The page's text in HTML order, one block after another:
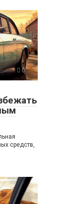
0
средств,